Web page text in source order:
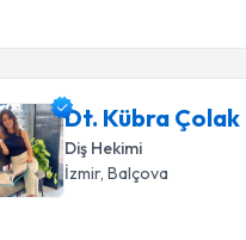
Dt. Kübra Çolak
Diş Hekimi
İzmir, Balçova